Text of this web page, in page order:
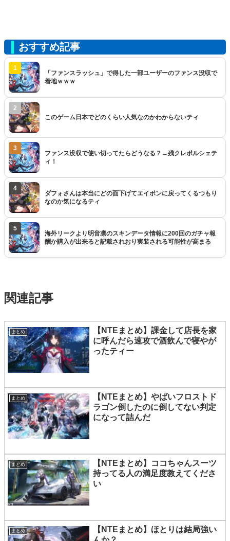
おすすめ記事
1
「ファンスラッシュ」で得した一部ユーザーのファンス没収で
着地ｗｗｗ
2
このゲーム日本でどのくらい人気なのかわからないティ
3
ファンス没収で使い切ってたらどうなる？→残クレポルシェテ
ィ！
4
ダフォさんは本当にどの面下げてエイボンに戻ってくるつもり
なのか気になるティ
5
海外リークより明音凛のスキンデータ情報に200回のガチャ報
酬か購入が出来ると記載されおり実装される可能性が高まる
関連記事
まとめ
【NTEまとめ】課金して店長を家
に呼んだら速攻で酒飲んで寝やが
ったティー
まとめ
【NTEまとめ】やばいフロストド
ラゴン倒したのに倒してない判定
になって詰んだ
まとめ
【NTEまとめ】ココちゃんスーツ
持ってる人の満足度教えてくださ
い
まとめ
【NTEまとめ】ほとりは結局強い